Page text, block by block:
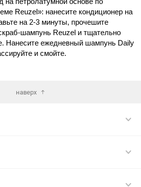
Reuzel»: нанесите кондиционер на
на 2-3 минуты, прочешите
шампунь Reuzel и тщательно
Нанесите ежедневный шампунь Daily
и смойте.
наверх